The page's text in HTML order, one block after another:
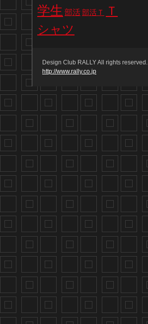
学生 部活部活Ｔ
Ｔ
シャツ
Design Club RALLY All rights reserved.
http://www.rally.co.jp